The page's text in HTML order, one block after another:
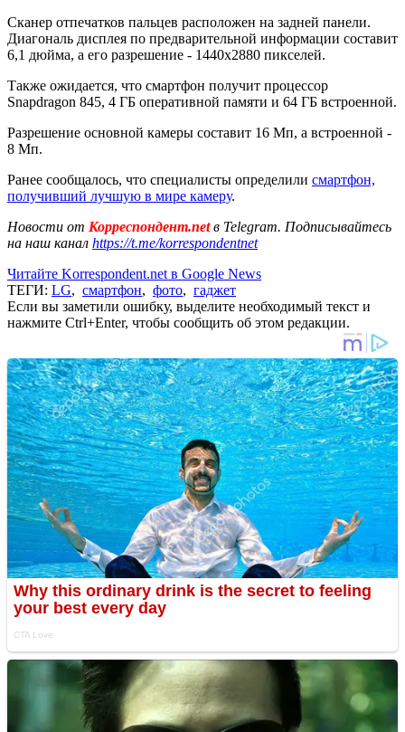
Сканер отпечатков пальцев расположен на задней панели.
Диагональ дисплея по предварительной информации составит
6,1 дюйма, а его разрешение - 1440x2880 пикселей.
Также ожидается, что смартфон получит процессор
Snapdragon 845, 4 ГБ оперативной памяти и 64 ГБ встроенной.
Разрешение основной камеры составит 16 Мп, а встроенной -
8 Мп.
Ранее сообщалось, что специалисты определили смартфон,
получивший лучшую в мире камеру.
Новости от Корреспондент.netв Telegram. Подписывайтесь
на наш канал https://t.me/korrespondentnet
Читайте Korrespondent.net в Google News
ТЕГИ: LG, смартфон, фото, гаджет
Если вы заметили ошибку, выделите необходимый текст и
нажмите Ctrl+Enter, чтобы сообщить об этом редакции.